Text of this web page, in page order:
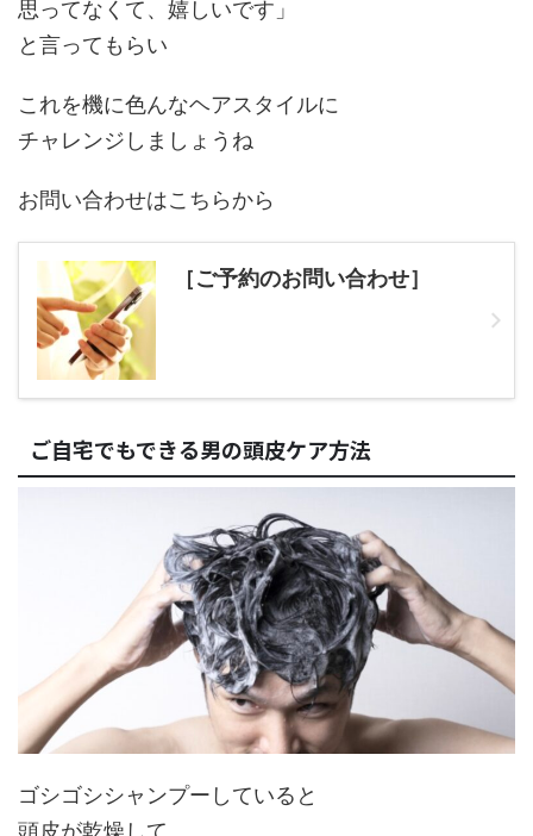
思ってなくて、嬉しいです」
と言ってもらい
これを機に色んなヘアスタイルに
チャレンジしましょうね
お問い合わせはこちらから
［ご予約のお問い合わせ］
ご自宅でもできる男の頭皮ケア方法
ゴシゴシシャンプーしていると